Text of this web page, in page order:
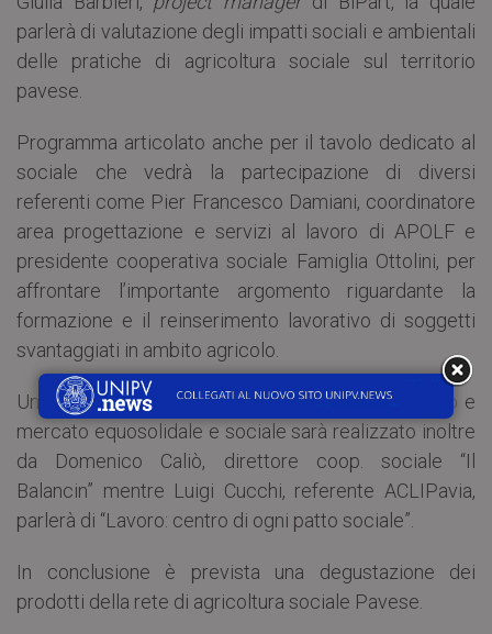
parlerà di valutazione degli impatti sociali e ambientali
delle pratiche di agricoltura sociale sul territorio
pavese.
Programma articolato anche per il tavolo dedicato al
sociale che vedrà la partecipazione di diversi
referenti come Pier Francesco Damiani, coordinatore
area progettazione e servizi al lavoro di APOLF e
presidente cooperativa sociale Famiglia Ottolini, per
affrontare l’importante argomento riguardante la
formazione e il reinserimento lavorativo di soggetti
svantaggiati in ambito agricolo.
Un focus sul tema filiera agroalimentare a km zero e
mercato equosolidale e sociale sarà realizzato inoltre
da Domenico Caliò, direttore coop. sociale “Il
Balancin” mentre Luigi Cucchi, referente ACLIPavia,
parlerà di “Lavoro: centro di ogni patto sociale”.
In conclusione è prevista una degustazione dei
prodotti della rete di agricoltura sociale Pavese.